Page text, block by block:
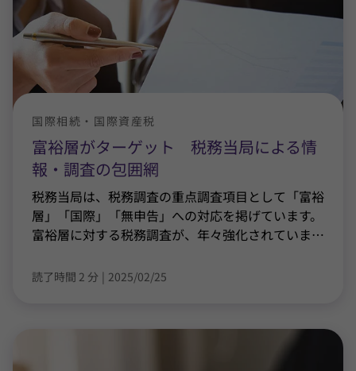
富裕層がターゲット 税務当局による情
報・調査の包囲網
国際相続・国際資産税
税務当局は、税務調査の重点調査項目として「富裕
層」「国際」「無申告」への対応を掲げています。
富裕層に対する税務調査が、年々強化されていま…
読了時間 2 分 | 2025/02/25